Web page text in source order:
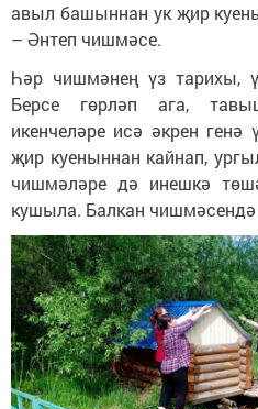
авыл башыннан ук җир
– Әнтеп чишмәсе.
Һәр чишмәнең үз
Берсе гөрләп ага,
икенчеләре исә әкрен
җир куеныннан кайнап,
чишмәләре дә инешкә
кушыла. Балкан чишмәсендә